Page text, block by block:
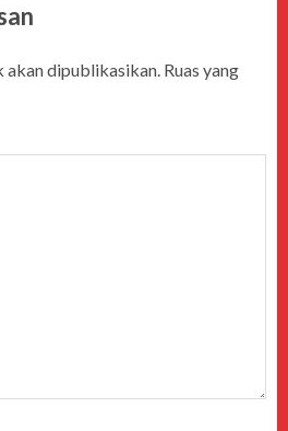
akan dipublikasikan. Ruas yang